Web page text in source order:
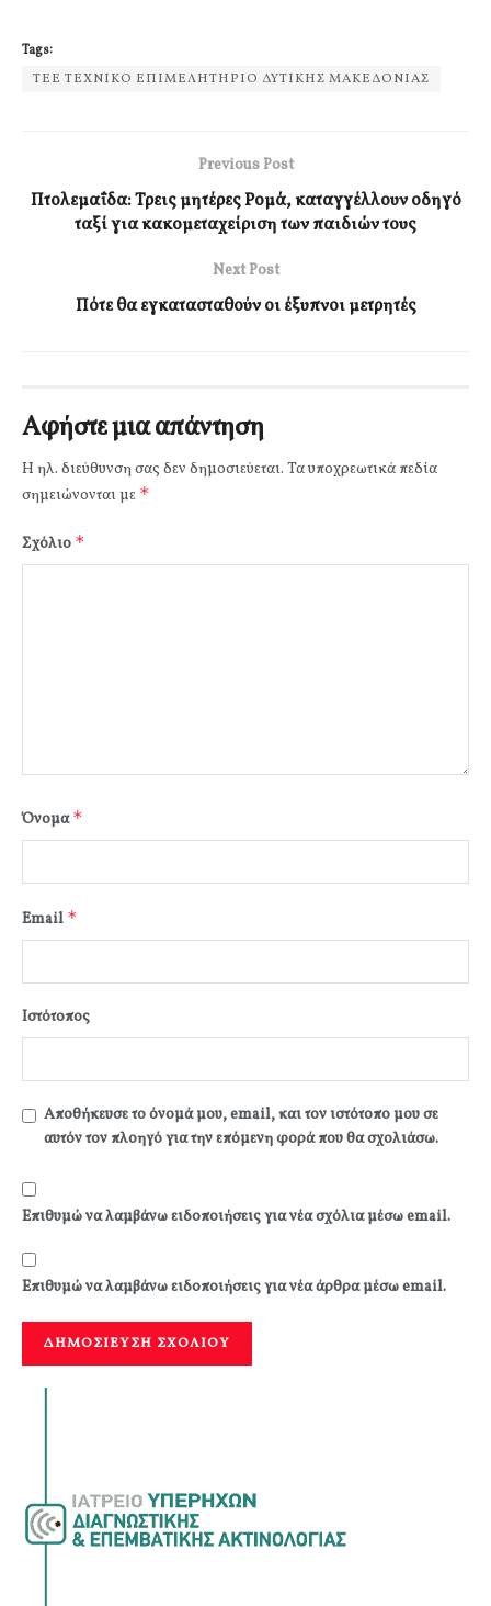
Tags:
ΤΕΕ ΤΕΧΝΙΚΟ ΕΠΙΜΕΛΗΤΗΡΙΟ ΔΥΤΙΚΗΣ ΜΑΚΕΔΟΝΙΑΣ
Previous Post
Πτολεμαΐδα: Τρεις μητέρες Ρομά, καταγγέλλουν οδηγό
ταξί για κακομεταχείριση των παιδιών τους
Next Post
Πότε θα εγκατασταθούν οι έξυπνοι μετρητές
Αφήστε μια απάντηση
Η ηλ. διεύθυνση σας δεν δημοσιεύεται. Τα υποχρεωτικά πεδία
σημειώνονται με *
Σχόλιο *
Όνομα*
Email *
Ιστότοπος
Αποθήκευσε το όνομά μου, email, και τον ιστότοπο μου σε
αυτόν τον πλοηγό για την επόμενη φορά που θα σχολιάσω.
Επιθυμώ να λαμβάνω ειδοποιήσεις για νέα σχόλια μέσω email.
Επιθυμώ να λαμβάνω ειδοποιήσεις για νέα άρθρα μέσω email.